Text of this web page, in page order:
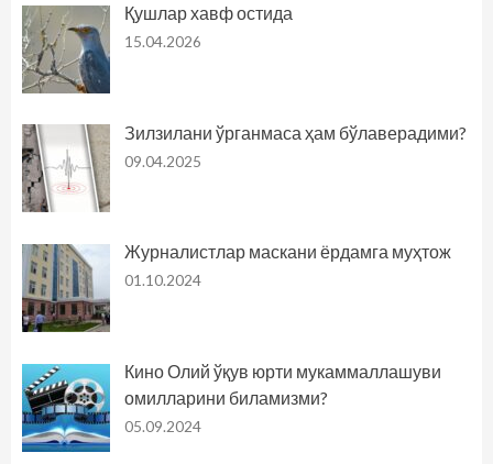
Қушлар хавф остида
15.04.2026
Зилзилани ўрганмаса ҳам бўлаверадими?
09.04.2025
Журналистлар маскани ёрдамга муҳтож
01.10.2024
Кино Олий ўқув юрти мукаммаллашуви
омилларини биламизми?
05.09.2024